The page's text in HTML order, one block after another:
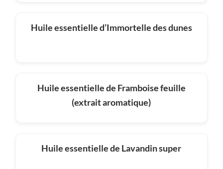
Huile essentielle d’Immortelle des dunes
Huile essentielle de Framboise feuille
(extrait aromatique)
Huile essentielle de Lavandin super